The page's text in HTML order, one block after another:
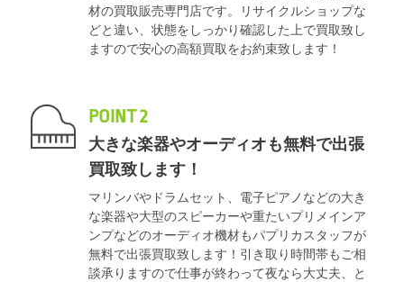
材の買取販売専門店です。リサイクルショップな
どと違い、状態をしっかり確認した上で買取致し
ますので安心の高額買取をお約束致します！
POINT 2
大きな楽器やオーディオも無料で出張
買取致します！
マリンバやドラムセット、電子ピアノなどの大き
な楽器や大型のスピーカーや重たいプリメインア
ンプなどのオーディオ機材もパプリカスタッフが
無料で出張買取致します！引き取り時間帯もご相
談承りますので仕事が終わって夜なら大丈夫、と